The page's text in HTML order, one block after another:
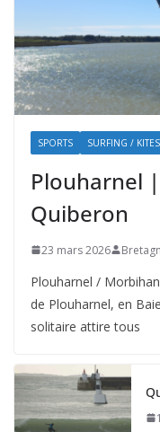
SPORTS SURFING /
Plouharnel
Quiberon
23 mars 2026
Plouharnel /
de Plouharnel, en
solitaire attire tous